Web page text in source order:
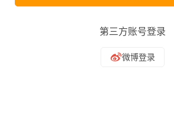
第三方账号登录